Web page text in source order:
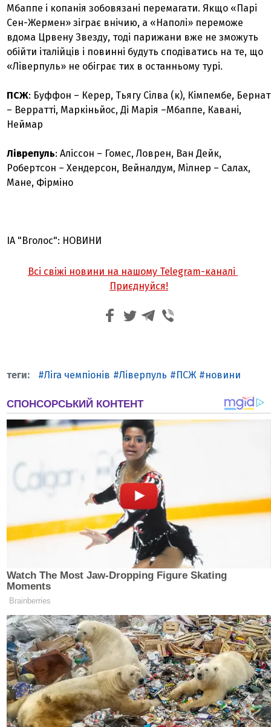
Мбаппе і копанія зобовязані перемагати. Якщо «Парі
Сен-Жермен» зіграє внічию, а «Наполі» переможе
вдома Црвену Звезду, тоді парижани вже не зможуть
обійти італійців і повинні будуть сподіватись на те, що
«Ліверпуль» не обіграє тих в останньому турі.
ПСЖ: Буффон – Керер, Тьягу Сілва (к), Кімпембе, Бернат
– Верратті, Маркіньйос, Ді Марія –Мбаппе, Кавані,
Неймар
Ліврепуль: Аліссон – Гомес, Ловрен, Ван Дейк,
Робертсон – Хендерсон, Вейналдум, Мілнер – Салах,
Мане, Фірміно
ІА "Вголос": НОВИНИ
Всі свіжі новини на нашому Telegram-каналі
Приєднуйся!
Ліга чемпіонів Ліверпуль ПСЖ новини